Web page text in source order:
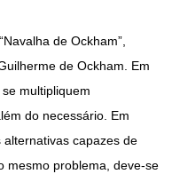
de Ockham”,
de Ockham. Em
multipliquem
do necessário. Em
capazes de
mesmo problema, deve-se